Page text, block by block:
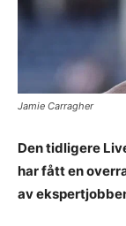
Jamie Carragher
Den tidligere
har fått en
av